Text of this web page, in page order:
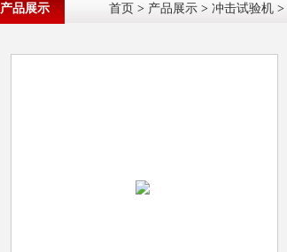
产品展示 首页 > 产品展示 > 冲击试验机 >